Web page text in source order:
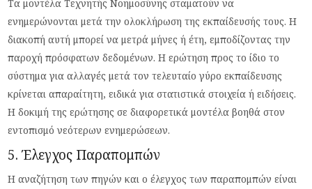
Τα μοντέλα Τεχνητής Νοημοσύνης σταματούν να
ενημερώνονται μετά την ολοκλήρωση της εκπαίδευσής τους. Η
διακοπή αυτή μπορεί να μετρά μήνες ή έτη, εμποδίζοντας την
παροχή πρόσφατων δεδομένων. Η ερώτηση προς το ίδιο το
σύστημα για αλλαγές μετά τον τελευταίο γύρο εκπαίδευσης
κρίνεται απαραίτητη, ειδικά για στατιστικά στοιχεία ή ειδήσεις.
Η δοκιμή της ερώτησης σε διαφορετικά μοντέλα βοηθά στον
εντοπισμό νεότερων ενημερώσεων.
5. Έλεγχος Παραπομπών
Η αναζήτηση των πηγών και ο έλεγχος των παραπομπών είναι